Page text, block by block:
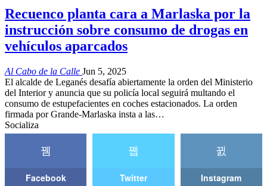
Recuenco planta cara a Marlaska por la
instrucción sobre consumo de drogas en
vehículos aparcados
Al Cabo de la Calle Jun 5, 2025
El alcalde de Leganés desafía abiertamente la orden del Ministerio
del Interior y anuncia que su policía local seguirá multando el
consumo de estupefacientes en coches estacionados. La orden
firmada por Grande-Marlaska insta a las…
Socializa
Facebook Twitter Instagram